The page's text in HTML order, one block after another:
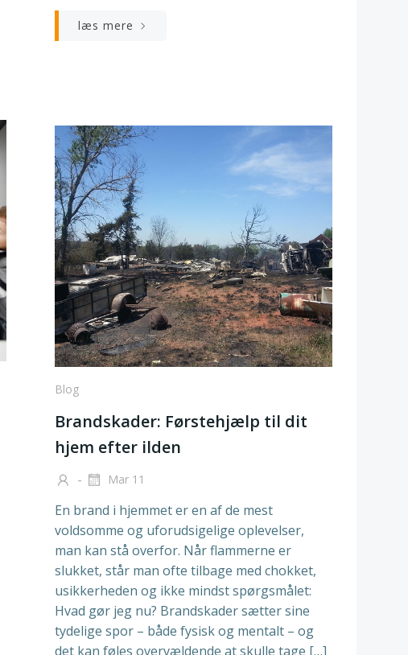
læs mere
Blog
Brandskader: Førstehjælp til dit
hjem efter ilden
- Mar 11
En brand i hjemmet er en af de mest
voldsomme og uforudsigelige oplevelser,
man kan stå overfor. Når flammerne er
slukket, står man ofte tilbage med chokket,
usikkerheden og ikke mindst spørgsmålet:
Hvad gør jeg nu? Brandskader sætter sine
tydelige spor – både fysisk og mentalt – og
det kan føles overvældende at skulle tage […]